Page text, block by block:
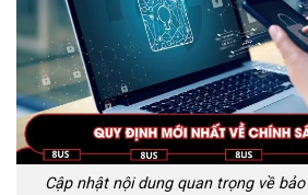
Cập nhật nội dung quan trọng về